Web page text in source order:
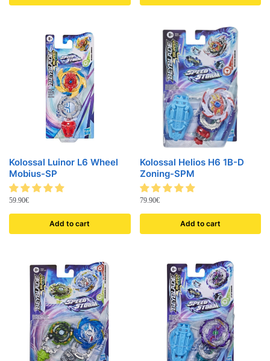
Kolossal Luinor L6 Wheel
Mobius-SP
59.90€
Add to cart
Kolossal Helios H6 1B-D
Zoning-SPM
79.90€
Add to cart